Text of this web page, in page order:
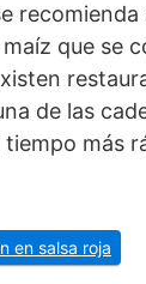
que se
de las
más
en salsa roja